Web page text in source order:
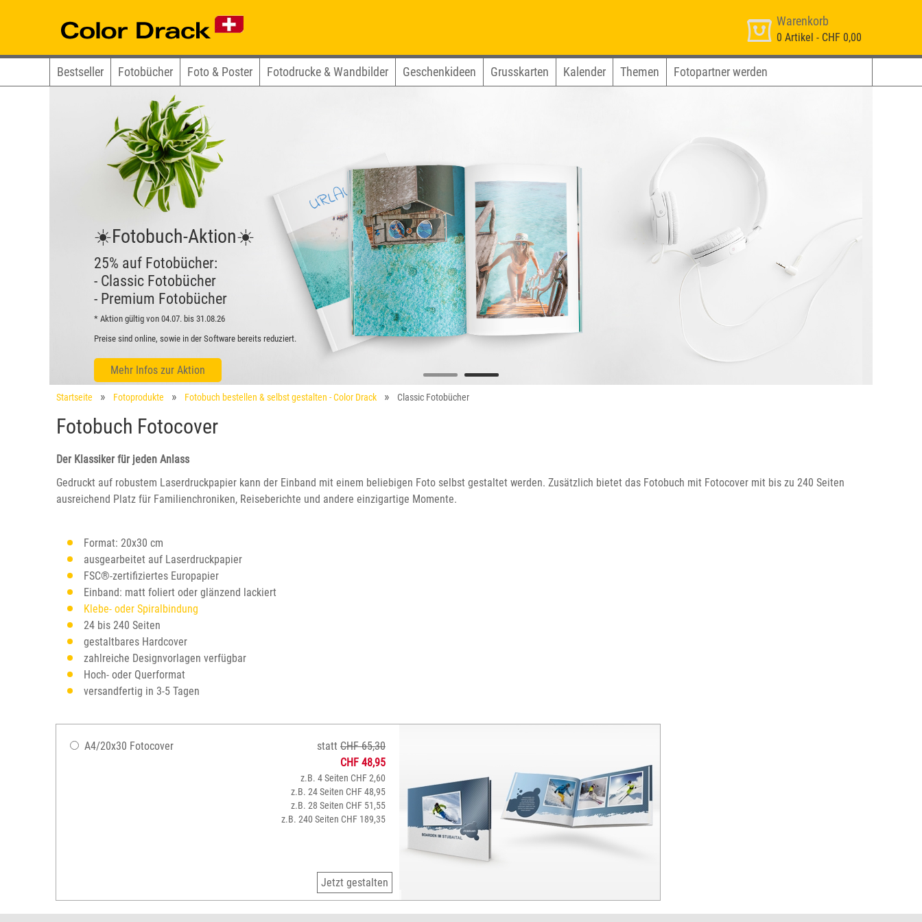
Warenkorb
0 Artikel - CHF 0,00
Bestseller Fotobücher Foto & Poster Fotodrucke & Wandbilder Geschenkideen Grusskarten Kalender Themen Fotopartner werden
☀️Fotobuch-Aktion☀️
25% auf Fotobücher:
- Classic Fotobücher
- Premium Fotobücher
* Aktion gültig von 04.07. bis 31.08.26
Preise sind online, sowie in der Software bereits reduziert.
Mehr Infos zur Aktion
Startseite Fotoprodukte Fotobuch bestellen & selbst gestalten - Color Drack Classic Fotobücher
Fotobuch Fotocover
Der Klassiker für jeden Anlass
Gedruckt auf robustem Laserdruckpapier kann der Einband mit einem beliebigen Foto selbst gestaltet werden. Zusätzlich bietet das Fotobuch mit Fotocover mit bis zu 240 Seiten
ausreichend Platz für Familienchroniken, Reiseberichte und andere einzigartige Momente.
Format: 20x30 cm
ausgearbeitet auf Laserdruckpapier
FSC®-zertifiziertes Europapier
Einband: matt foliert oder glänzend lackiert
Klebe- oder Spiralbindung
24 bis 240 Seiten
gestaltbares Hardcover
zahlreiche Designvorlagen verfügbar
Hoch- oder Querformat
versandfertig in 3-5 Tagen
A4/20x30 Fotocover statt CHF 65,30
CHF 48,95
z.B. 4 Seiten CHF 2,60
z.B. 24 Seiten CHF 48,95
z.B. 28 Seiten CHF 51,55
z.B. 240 Seiten CHF 189,35
Jetzt gestalten